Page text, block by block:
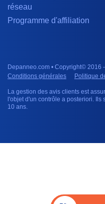
réseau
Programme d'affiliation
Depanneo.com • Copyright© 2016
Conditions générales
Politique
La gestion des avis clients est
l'objet d'un contrôle a posteriori.
10 ans.